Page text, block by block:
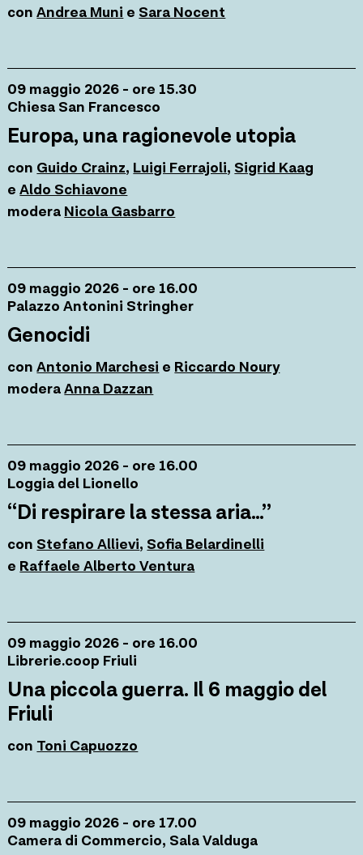
con Andrea Muni e Sara Nocent
09 maggio 2026 - ore 15.30
Chiesa San Francesco
Europa, una ragionevole utopia
con Guido Crainz, Luigi Ferrajoli, Sigrid Kaag
eAldo Schiavone
modera Nicola Gasbarro
09 maggio 2026 - ore 16.00
Palazzo Antonini Stringher
Genocidi
con Antonio Marchesi e Riccardo Noury
moderaAnna Dazzan
09 maggio 2026 - ore 16.00
Loggia del Lionello
“Di respirare la stessa aria…”
con Stefano Allievi, Sofia Belardinelli
e Raffaele Alberto Ventura
09 maggio 2026 - ore 16.00
Librerie.coop Friuli
Una piccola guerra. Il 6 maggio del
Friuli
con Toni Capuozzo
09 maggio 2026 - ore 17.00
Camera di Commercio, Sala Valduga